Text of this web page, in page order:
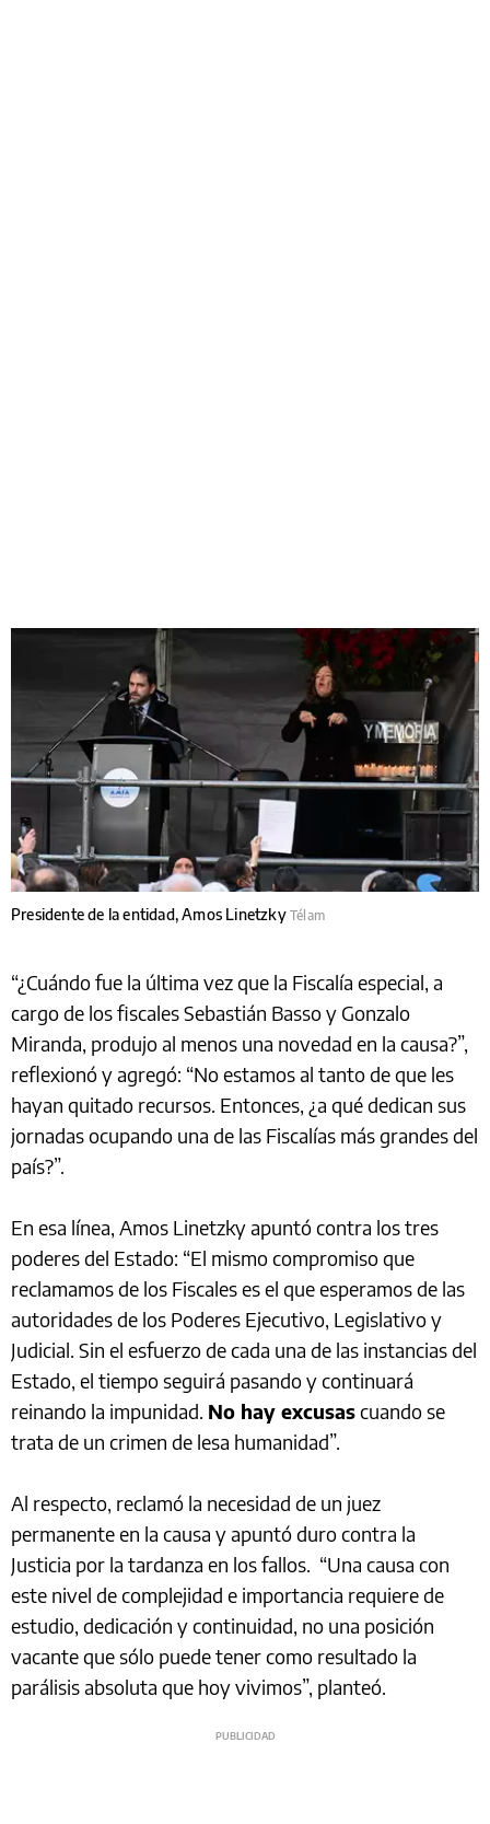
Presidente de la entidad, Amos Linetzky Télam
“¿Cuándo fue la última vez que la Fiscalía especial, a
cargo de los fiscales Sebastián Basso y Gonzalo
Miranda, produjo al menos una novedad en la causa?”,
reflexionó y agregó: “No estamos al tanto de que les
hayan quitado recursos. Entonces, ¿a qué dedican sus
jornadas ocupando una de las Fiscalías más grandes del
país?”.
En esa línea, Amos Linetzky apuntó contra los tres
poderes del Estado: “El mismo compromiso que
reclamamos de los Fiscales es el que esperamos de las
autoridades de los Poderes Ejecutivo, Legislativo y
Judicial. Sin el esfuerzo de cada una de las instancias del
Estado, el tiempo seguirá pasando y continuará
reinando la impunidad. No hay excusascuando se
trata de un crimen de lesa humanidad”.
Al respecto, reclamó la necesidad de un juez
permanente en la causa y apuntó duro contra la
Justicia por la tardanza en los fallos. “Una causa con
este nivel de complejidad e importancia requiere de
estudio, dedicación y continuidad, no una posición
vacante que sólo puede tener como resultado la
parálisis absoluta que hoy vivimos”, planteó.